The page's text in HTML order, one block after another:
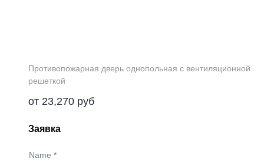
Противопожарная дверь однопольная с вентиляционной
решеткой
от 23,270 руб
Заявка
Name *